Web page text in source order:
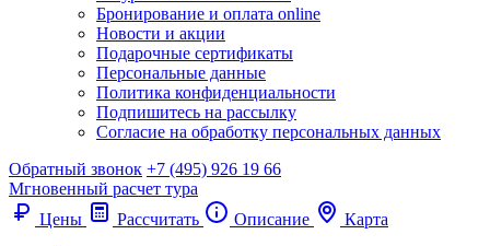
Бронирование и оплата online
Новости и акции
Подарочные сертификаты
Персональные данные
Политика конфиденциальности
Подпишитесь на рассылку
Согласие на обработку персональных данных
Обратный звонок +7 (495) 926 19 66
Мгновенный расчет тура
Цены
Рассчитать Описание
Карта